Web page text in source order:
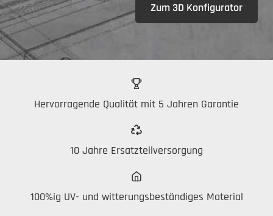
Zum 3D Konfigurator
Hervorragende Qualität mit 5 Jahren Garantie
10 Jahre Ersatzteilversorgung
100%ig UV- und witterungsbeständiges Material